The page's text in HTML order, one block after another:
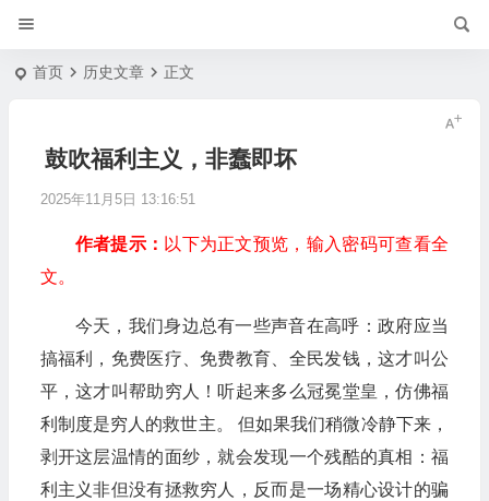
首页 历史文章 正文
鼓吹福利主义，非蠢即坏
2025年11月5日 13:16:51
作者提示： 以下为正文预览，输入密码可查看全
文。
今天，我们身边总有一些声音在高呼：政府应当
搞福利，免费医疗、免费教育、全民发钱，这才叫公
平，这才叫帮助穷人！听起来多么冠冕堂皇，仿佛福
利制度是穷人的救世主。 但如果我们稍微冷静下来，
剥开这层温情的面纱，就会发现一个残酷的真相：福
利主义非但没有拯救穷人，反而是一场精心设计的骗